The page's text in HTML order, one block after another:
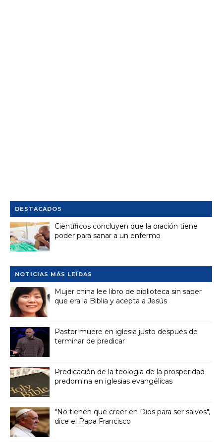
DESTACADOS
Científicos concluyen que la oración tiene
poder para sanar a un enfermo
NOTICIAS MÁS LEÍDAS
Mujer china lee libro de biblioteca sin saber
que era la Biblia y acepta a Jesús
Pastor muere en iglesia justo después de
terminar de predicar
Predicación de la teología de la prosperidad
predomina en iglesias evangélicas
"No tienen que creer en Dios para ser salvos",
dice el Papa Francisco